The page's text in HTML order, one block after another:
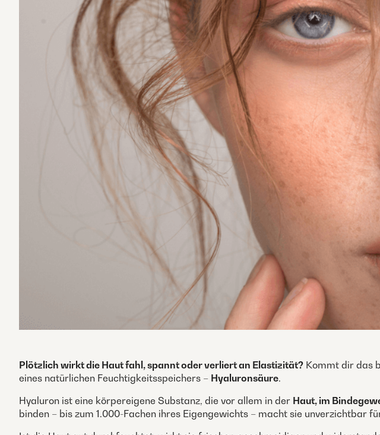
Plötzlich wirkt die Haut fahl, spannt oder verliert an Elastizität? Kommt dir das
eines natürlichen Feuchtigkeitsspeichers – Hyaluronsäure.
Hyaluron ist eine körpereigene Substanz, die vor allem in der Haut, im
binden – bis zum 1.000-Fachen ihres Eigengewichts – macht sie unverzichtbar